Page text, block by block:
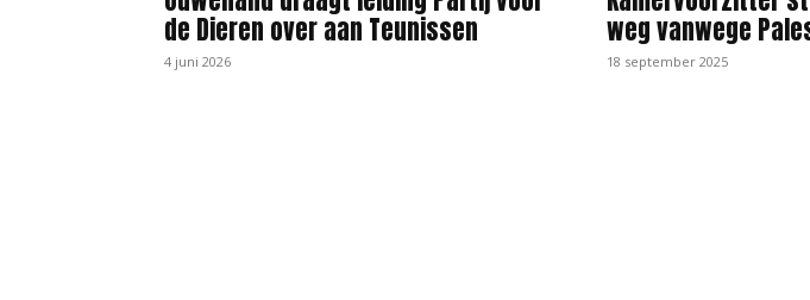
de Dieren over aan Teunissen
4 juni 2026
weg vanwege
18 september 2025